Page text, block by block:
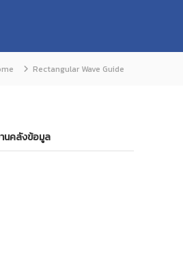
Rectangular Wave Guide
นคลังข้อมูล